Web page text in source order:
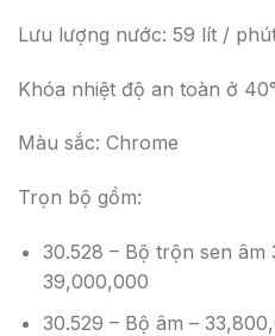
Lưu lượng nước: 59 lít /
Khóa nhiệt độ an toàn ở
Màu sắc: Chrome
Trọn bộ gồm:
30.528 – Bộ trộn sen âm
39,000,000
30.529 – Bộ âm –